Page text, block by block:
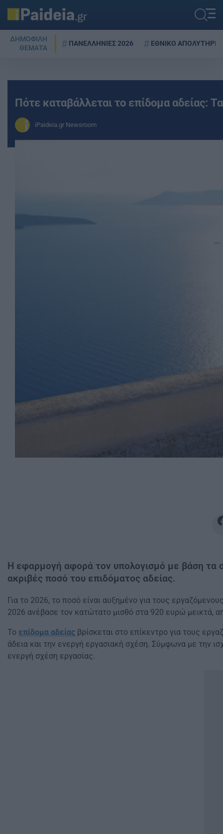
ΔΗΜΟΦΙΛΗ
ΘΕΜΑΤΑ
ΠΑΝΕΛΛΗΝΙΕΣ 2026 ΕΘΝΙΚΟ ΑΠΟΛΥΤΗΡΙΟ
Πότε καταβάλλεται το επίδομα αδείας:
iPaideia.gr Newsroom
Η εφαρμογή αφορά τον υπολογισμό με βάση τα
ακριβές ποσό του επιδόματος αδείας.
Για το 2026, το ποσό είναι αυξημένο για τους
2026 ανέβασε τον κατώτατο μισθό στα 920 ευρώ μεικτά,
Το επίδομα αδείας βρίσκεται στο επίκεντρο για τους
άδεια και την ενεργή εργασιακή σχέση. Σύμφωνα με την
ενεργή σχέση εργασίας.